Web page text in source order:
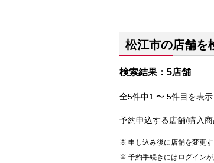
松江市の店舗を
検索結果：5店舗
全5件中1 〜 5件目を表
予約申込する店舗/購入
申し込み後に店舗を変更す
予約手続きにはログインが